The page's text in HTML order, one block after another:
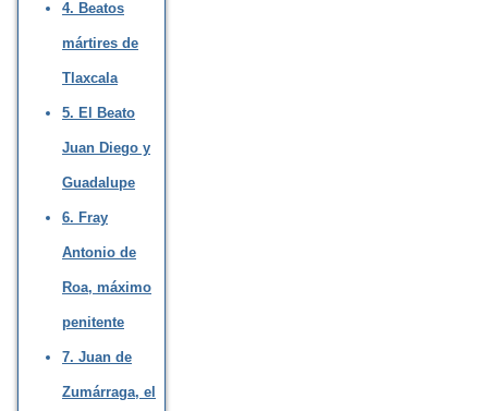
4. Beatos
mártires de
Tlaxcala
5. El Beato
Juan Diego y
Guadalupe
6. Fray
Antonio de
Roa, máximo
penitente
7. Juan de
Zumárraga, el